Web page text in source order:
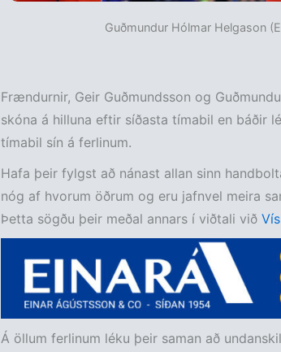
Guðmundur Hólmar Helgason
Frændurnir, Geir Guðmundsson og
skóna á hilluna eftir síðasta tímabil en báðir
tímabil sín á ferlinum.
Hafa þeir fylgst að nánast allan sinn
nóg af hvorum öðrum og eru jafnvel meira
Þetta sögðu þeir meðal annars í viðtali við
Á öllum ferlinum léku þeir saman að